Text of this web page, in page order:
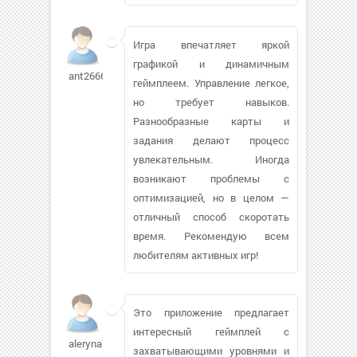
ant2666
Игра впечатляет яркой
графикой и динамичным
геймплеем. Управление легкое,
но требует навыков.
Разнообразные карты и
задания делают процесс
увлекательным. Иногда
возникают проблемы с
оптимизацией, но в целом —
отличный способ скоротать
время. Рекомендую всем
любителям активных игр!
aleryna74
Это приложение предлагает
интересный геймплей с
захватывающими уровнями и